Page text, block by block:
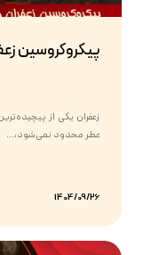
پیکروکروسین
زعفران یکی از
عطر محدود نمی‌شود،...
1404/09/26